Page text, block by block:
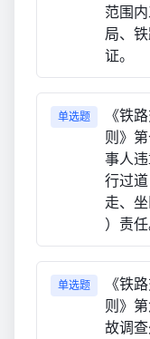
范围
局、
证。
单选题
《铁
则》
事人
行过
走、
）责任
单选题
《铁
则》
故调